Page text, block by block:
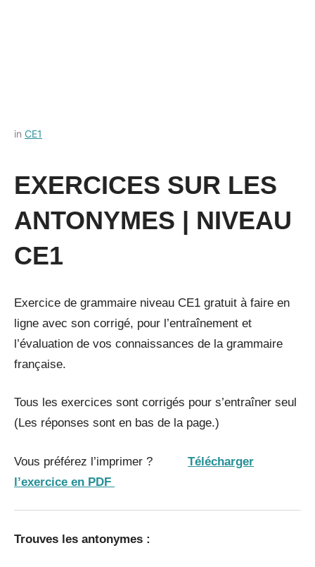
Posted
juillet
by
in CE1
EXERCICES SUR LES
ANTONYMES | NIVEAU
CE1
Exercice de grammaire niveau CE1 gratuit à faire en
ligne avec son corrigé, pour l’entraînement et
l’évaluation de vos connaissances de la grammaire
française.
Tous les exercices sont corrigés pour s’entraîner seul
(Les réponses sont en bas de la page.)
Vous préférez l’imprimer ? Télécharger
l’exercice en PDF
Trouves les antonymes :